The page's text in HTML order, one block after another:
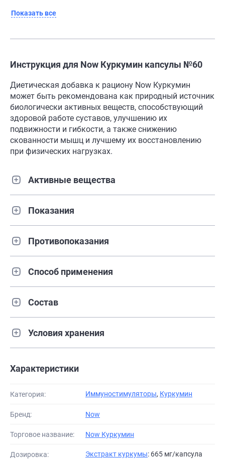
Показать все
Инструкция для Now Куркумин капсулы №60
Диетическая добавка к рациону Now Куркумин
может быть рекомендована как природный источник
биологически активных веществ, способствующий
здоровой работе суставов, улучшению их
подвижности и гибкости, а также снижению
скованности мышц и лучшему их восстановлению
при физических нагрузках.
Активные вещества
Показания
Противопоказания
Способ применения
Состав
Условия хранения
Характеристики
Категория: Иммуностимуляторы, Куркумин
Бренд: Now
Торговое название: Now Куркумин
Дозировка: Экстракт куркумы: 665 мг/капсула